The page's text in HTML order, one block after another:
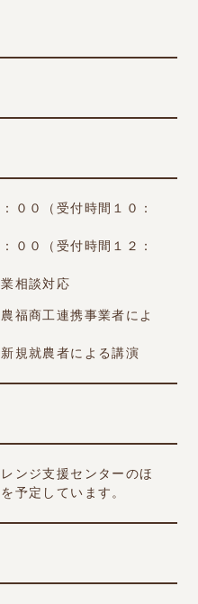
０（受付時間１０：
０（受付時間１２：
相談対応
福商工連携事業者によ
規就農者による講演
ンジ支援センターのほ
予定しています。